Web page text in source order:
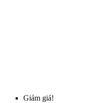
Giảm giá!